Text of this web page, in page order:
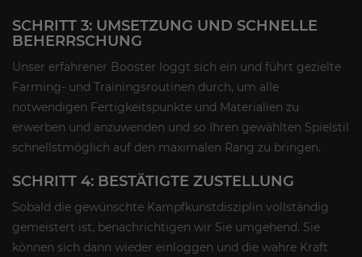
SCHRITT 3: UMSETZUNG UND SCHNELLE
BEHERRSCHUNG
Unser erfahrener Booster loggt sich ein und führt gezielte
Farming- und Trainingsroutinen durch, um alle
notwendigen Fertigkeitspunkte und Materialien zu
erwerben und anzuwenden und so Ihren gewählten Spielstil
schnellstmöglich auf den maximalen Rang zu bringen.
SCHRITT 4: BESTÄTIGTE ZUSTELLUNG
Sobald die gewünschte Kampfkunstdisziplin vollständig
gemeistert ist, benachrichtigen wir Sie umgehend. Sie
können sich dann wieder einloggen und die wahre Kraft